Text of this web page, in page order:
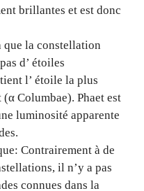
brillantes et est donc
la constellation
d’ étoiles
l’ étoile la plus
Columbae). Phaet est
luminosité apparente
Contrairement à de
il n’y a pas
connues dans la